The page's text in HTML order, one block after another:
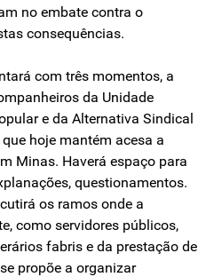
no embate contra o
consequências.
com três momentos, a
da Unidade
e da Alternativa Sindical
hoje mantém acesa a
Minas. Haverá espaço para
questionamentos.
os ramos onde a
como servidores públicos,
fabris e da prestação de
propõe a organizar